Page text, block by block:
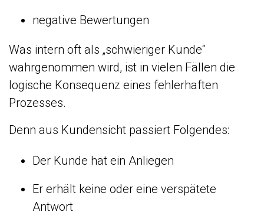
negative Bewertungen
Was intern oft als „schwieriger Kunde“
wahrgenommen wird, ist in vielen Fällen die
logische Konsequenz eines fehlerhaften
Prozesses.
Denn aus Kundensicht passiert Folgendes:
Der Kunde hat ein Anliegen
Er erhält keine oder eine verspätete
Antwort